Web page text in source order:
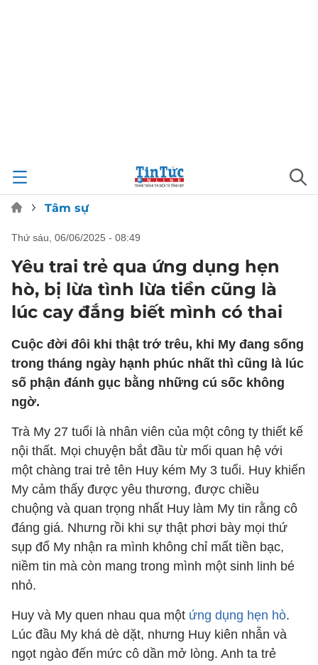
Tâm sự
thứ sáu, 06/06/2025 - 08:49
Yêu trai trẻ qua ứng dụng hẹn
hò, bị lừa tình lừa tiền cũng là
lúc cay đắng biết mình có thai
Cuộc đời đôi khi thật trớ trêu, khi My đang sống
trong tháng ngày hạnh phúc nhất thì cũng là lúc
số phận đánh gục bằng những cú sốc không
ngờ.
Trà My 27 tuổi là nhân viên của một công ty thiết kế
nội thất. Mọi chuyện bắt đầu từ mối quan hệ với
một chàng trai trẻ tên Huy kém My 3 tuổi. Huy khiến
My cảm thấy được yêu thương, được chiều
chuộng và quan trọng nhất Huy làm My tin rằng cô
đáng giá. Nhưng rồi khi sự thật phơi bày mọi thứ
sụp đổ My nhận ra mình không chỉ mất tiền bạc,
niềm tin mà còn mang trong mình một sinh linh bé
nhỏ.
Huy và My quen nhau qua một ứng dụng hẹn hò.
Lúc đầu My khá dè dặt, nhưng Huy kiên nhẫn và
ngọt ngào đến mức cô dần mở lòng. Anh ta trẻ